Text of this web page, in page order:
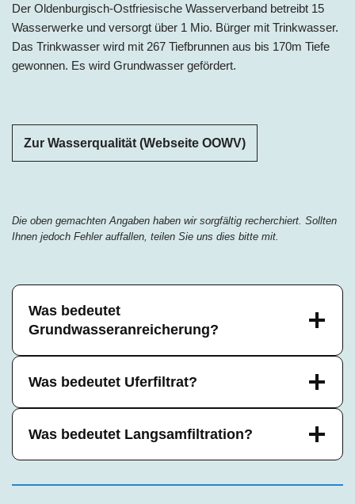
Der Oldenburgisch-Ostfriesische Wasserverband betreibt 15
Wasserwerke und versorgt über 1 Mio. Bürger mit Trinkwasser.
Das Trinkwasser wird mit 267 Tiefbrunnen aus bis 170m Tiefe
gewonnen. Es wird Grundwasser gefördert.
Zur Wasserqualität (Webseite OOWV)
Die oben gemachten Angaben haben wir sorgfältig recherchiert. Sollten
Ihnen jedoch Fehler auffallen, teilen Sie uns dies bitte mit.
Was bedeutet
Grundwasseranreicherung?
Was bedeutet Uferfiltrat?
Was bedeutet Langsamfiltration?